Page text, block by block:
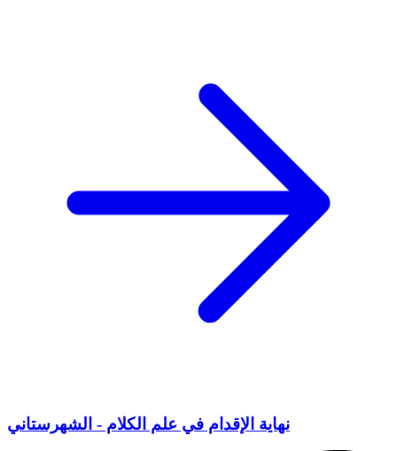
نهاية الإقدام في علم الكلام - الشهرستاني